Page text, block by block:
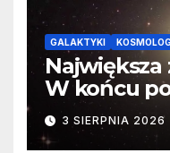
GALAKTYKI
W końcu
faktyczne
3 SIERPNIA 2026